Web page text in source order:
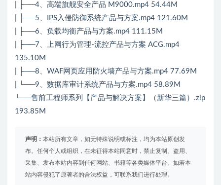
| ├──4、高端旗舰安全产品 M9000.mp4 54.44M
| ├──5、IPS入侵防御系统产品与方案.mp4 121.60M
| ├──6、负载均衡产品与方案.mp4 111.15M
| ├──7、上网行为管理-流控产品与方案 ACG.mp4
135.10M
| ├──8、WAF网页应用防火墙产品与方案.mp4 77.69M
| └──9、数据库审计系统产品与方案.mp4 58.89M
└──售前工程师系列【产品与解决方案】（新华三篇）.zip
193.85M
声明： 本站所有文章，如无特殊说明或标注，均为本站原创发
布。任何个人或组织，在未征得本站同意时，禁止复制、盗用、
采集、发布本站内容到任何网站、书籍等各类媒体平台。如若本
站内容侵犯了原著者的合法权益，可联系我们进行处理。